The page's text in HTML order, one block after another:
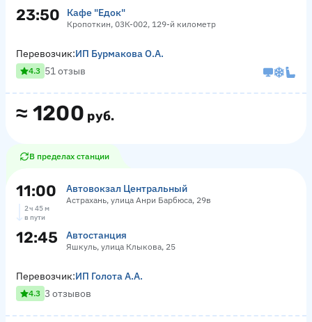
23:50 Кафе "Едок"
Кропоткин, 03К-002, 129-й километр
≈ 1200 руб.
Перевозчик:ИП Бурмакова О.А.
4.3 51 отзыв
В пределах станции
11:00 Автовокзал Центральный
Астрахань, улица Анри Барбюса, 29в
2 ч 45 м
в пути
12:45 Автостанция
Яшкуль, улица Клыкова, 25
Перевозчик:ИП Голота А.А.
4.3 3 отзывов